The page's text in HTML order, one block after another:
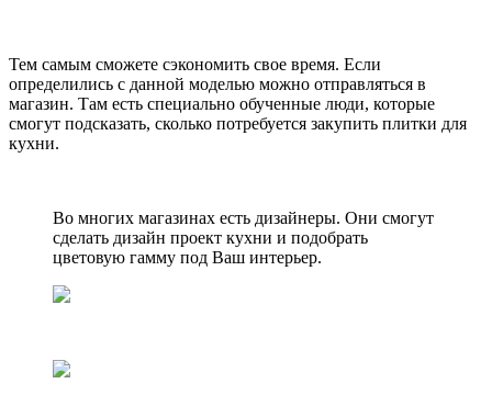
Тем самым сможете сэкономить свое время. Если
определились с данной моделью можно отправляться в
магазин. Там есть специально обученные люди, которые
смогут подсказать, сколько потребуется закупить плитки для
кухни.
Во многих магазинах есть дизайнеры. Они смогут
сделать дизайн проект кухни и подобрать
цветовую гамму под Ваш интерьер.